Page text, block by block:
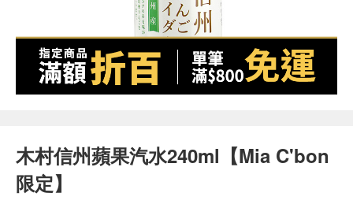
木村信州蘋果汽水240ml【Mia C'bon
限定】